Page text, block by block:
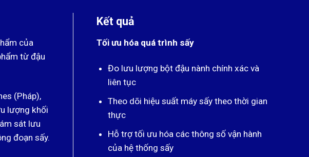
của
từ đậu
(Pháp),
lượng khối
sát lưu
đoạn sấy.
Kết quả
Tối ưu hóa quá trình sấy
Đo lưu lượng bột đậu nành chính xác và
liên tục
Theo dõi hiệu suất máy sấy theo thời gian
thực
Hỗ trợ tối ưu hóa các thông số vận hành
của hệ thống sấy